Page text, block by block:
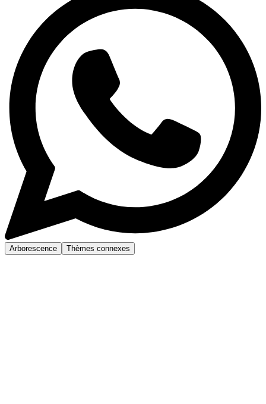
Arborescence Thèmes connexes